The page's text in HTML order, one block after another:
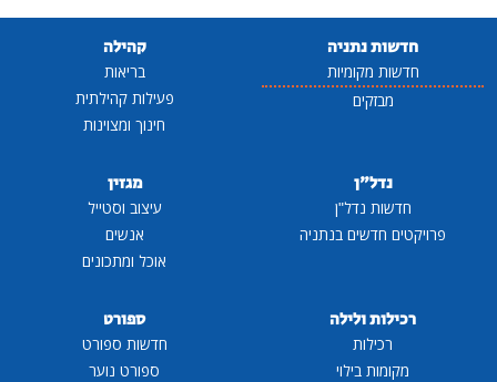
חדשות נתניה
חדשות מקומיות
מבזקים
קהילה
בריאות
פעילות קהילתית
חינוך ומצוינות
נדל"ן
חדשות נדל"ן
פרויקטים חדשים בנתניה
מגזין
עיצוב וסטייל
אנשים
אוכל ומתכונים
רכילות ולילה
רכילות
מקומות בילוי
ספורט
חדשות ספורט
ספורט נוער